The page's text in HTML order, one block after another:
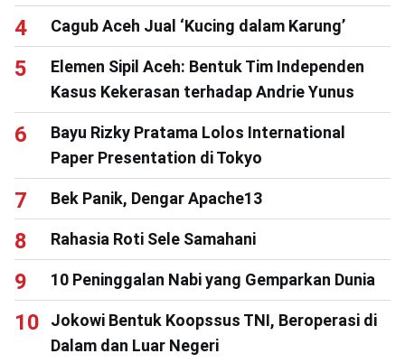
Cagub Aceh Jual ‘Kucing dalam Karung’
Elemen Sipil Aceh: Bentuk Tim Independen
Kasus Kekerasan terhadap Andrie Yunus
Bayu Rizky Pratama Lolos International
Paper Presentation di Tokyo
Bek Panik, Dengar Apache13
Rahasia Roti Sele Samahani
10 Peninggalan Nabi yang Gemparkan Dunia
Jokowi Bentuk Koopssus TNI, Beroperasi di
Dalam dan Luar Negeri